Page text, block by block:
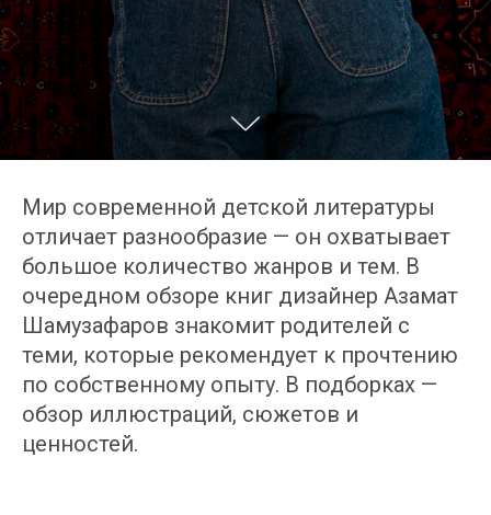
Мир современной детской литературы
отличает разнообразие — он охватывает
большое количество жанров и тем. В
очередном обзоре книг дизайнер Азамат
Шамузафаров знакомит родителей с
теми, которые рекомендует к прочтению
по собственному опыту. В подборках —
обзор иллюстраций, сюжетов и
ценностей.